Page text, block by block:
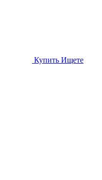
Купить Ищете